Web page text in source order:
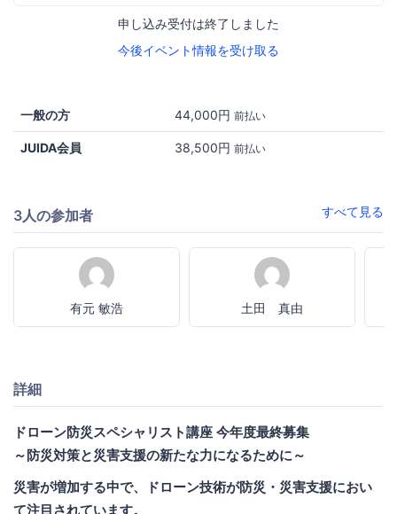
申し込み受付は終了しました
今後イベント情報を受け取る
一般の方 44,000円 前払い
JUIDA会員 38,500円 前払い
3人の参加者 すべて見る
有元 敏浩 土田 真由
詳細
ドローン防災スペシャリスト講座 今年度最終募集
～防災対策と災害支援の新たな力になるために～
災害が増加する中で、ドローン技術が防災・災害支援におい
て注目されています。